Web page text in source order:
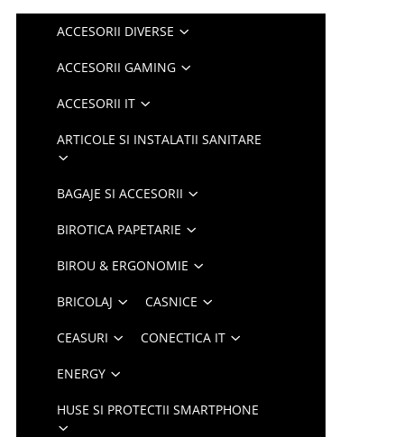
ACCESORII DIVERSE
ACCESORII GAMING
ACCESORII IT
ARTICOLE SI INSTALATII SANITARE
BAGAJE SI ACCESORII
BIROTICA PAPETARIE
BIROU & ERGONOMIE
BRICOLAJ CASNICE
CEASURI CONECTICA IT
ENERGY
HUSE SI PROTECTII SMARTPHONE